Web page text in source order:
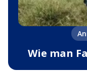
Wie man